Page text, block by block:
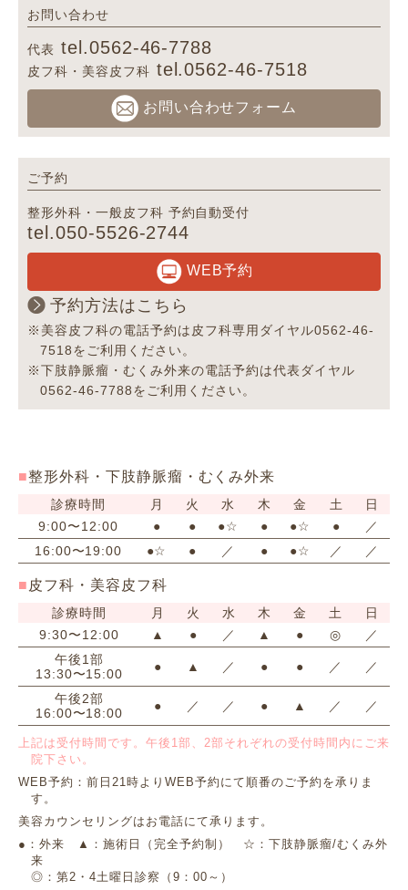
お問い合わせ
代表 tel.0562-46-7788
皮フ科・美容皮フ科 tel.0562-46-7518
お問い合わせフォーム
ご予約
整形外科・一般皮フ科 予約自動受付
tel.050-5526-2744
WEB予約
予約方法はこちら
※美容皮フ科の電話予約は皮フ科専用ダイヤル0562-46-
7518をご利用ください。
※下肢静脈瘤・むくみ外来の電話予約は代表ダイヤル
0562-46-7788をご利用ください。
整形外科・下肢静脈瘤・むくみ外来
診療時間 月 火 水 木 金 土
日
9:00〜12:00
● ● ●☆ ● ●☆ ●
／
16:00〜19:00
●☆ ● ／ ● ●☆ ／ ／
皮フ科・美容皮フ科
診療時間 月 火 水 木 金 土
日
9:30〜12:00
▲ ● ／ ▲ ● ◎
／
午後1部
13:30〜15:00
● ▲ ／ ● ● ／ ／
午後2部
16:00〜18:00
● ／ ／ ● ▲ ／ ／
上記は受付時間です。午後1部、2部それぞれの受付時間内にご来
院下さい。
WEB予約：前日21時よりWEB予約にて順番のご予約を承りま
す。
美容カウンセリングはお電話にて承ります。
●：外来 ▲：施術日（完全予約制） ☆：下肢静脈瘤/むくみ外
来
◎：第2・4土曜日診察（9：00～）